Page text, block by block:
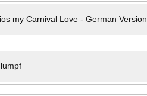
my Carnival Love - German Version